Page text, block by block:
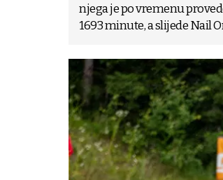
njega je po vremenu
1693 minute, a slijede Nail